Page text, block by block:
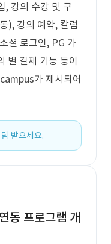
, 강의 수강 및 구
), 강의 예약, 칼럼
셜 로그인, PG 가
별 결제 기능 등이
가 제시되어
받으세요.
동 프로그램 개